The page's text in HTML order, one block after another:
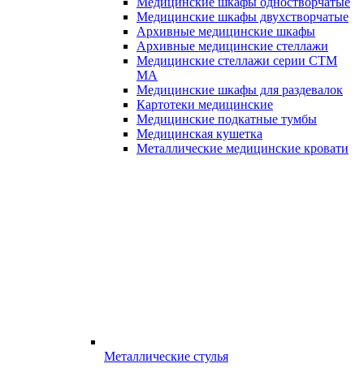
Медицинские шкафы двухстворчатые
Архивные медицинские шкафы
Архивные медицинские стеллажи
Медицинские стеллажи серии СТМ
МА
Медицинские шкафы для раздевалок
Картотеки медицинские
Медицинские подкатные тумбы
Медицинская кушетка
Металлические медицинские кровати
Металлические стулья